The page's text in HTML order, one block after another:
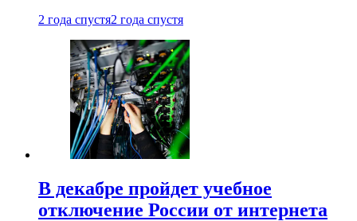
2 года спустя2 года спустя
В декабре пройдет учебное
отключение России от интернета